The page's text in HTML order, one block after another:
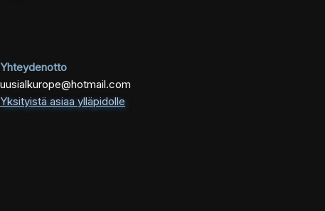
Yhteydenotto
uusialkurope@hotmail.com
Yksityistä asiaa ylläpidolle